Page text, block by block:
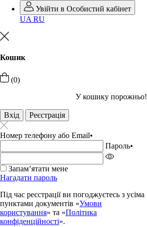
Увійти в Особистий кабінет
UA RU
Кошик
(0)
У кошику порожньо!
Вхід Реєстрація
Номер телефону або Email•
Пароль•
Запамʼятати мене
Нагадати пароль
Під час реєстрації ви погоджуєтесь з усіма
пунктами документів «Умови
користування» та «Політика
конфіденційності».